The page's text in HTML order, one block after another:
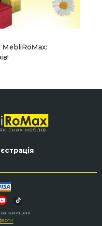
MebliRoMax:
захищені